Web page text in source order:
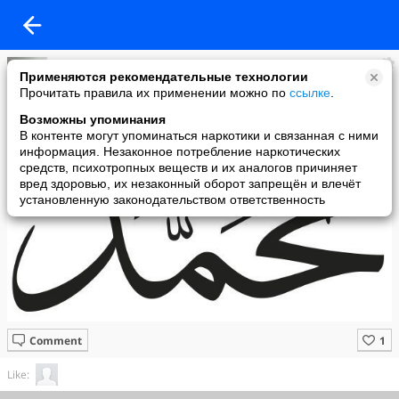
Применяются рекомендательные технологии
Прочитать правила их применении можно по ссылке
Возможны упоминания
В контенте могут упоминаться наркотики и связанная с ними
информация. Незаконное потребление наркотических
средств, психотропных веществ и их аналогов причиняет
вред здоровью, их незаконный оборот запрещён и влечёт
установленную законодательством ответственность
Разалия Тимирова
added a photo
10 Mar в 13:22
Comment
Like: